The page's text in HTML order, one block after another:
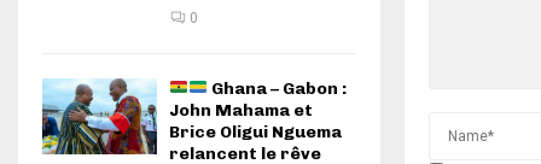
0
Ghana – Gabon :
John Mahama et
Brice Oligui Nguema
relancent le rêve